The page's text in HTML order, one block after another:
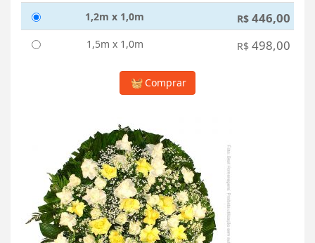
1,2m x 1,0m R$ 446,00
1,5m x 1,0m R$ 498,00
Comprar